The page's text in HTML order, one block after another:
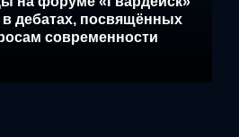
в дебатах, посвящённых
современности